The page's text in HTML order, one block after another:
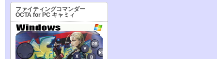
ファイティングコマンダー
OCTA for PC キャミィ